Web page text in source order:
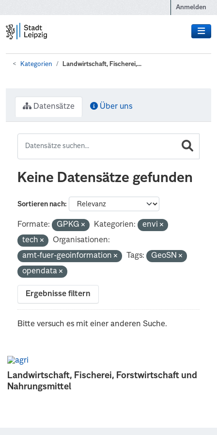
Anmelden
Kategorien Landwirtschaft, Fischerei,...
Landwirtschaft, Fischerei, Forstwirtschaft und
Nahrungsmittel
Datensätze Über uns
Keine Datensätze gefunden
Sortieren nach
Formate: GPKG Kategorien:
envi
tech
Organisationen:
amt-fuer-geoinformation
Tags:
GeoSN
opendata
Ergebnisse filtern
Bitte versuch es mit einer anderen Suche.